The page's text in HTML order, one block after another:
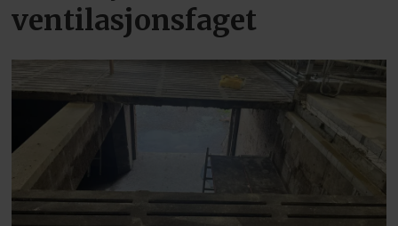
ventilasjonsfaget